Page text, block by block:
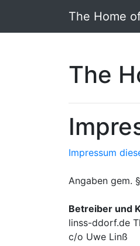
The Home
The
Impressum
Angaben gem.
Betreiber und
linss-ddorf.de
c/o Uwe Linß